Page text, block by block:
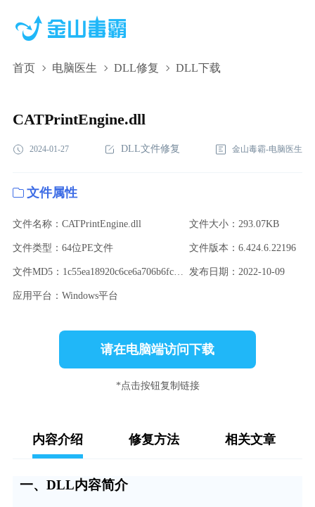
首页 电脑医生 DLL修复 DLL下载
CATPrintEngine.dll,CATPrintEngine.dll下载,CATPrintEngine.dll
CATPrintEngine.dll
2024-01-27 DLL文件修复 金山毒霸-电脑医生
文件属性
文件名称：CATPrintEngine.dll 文件大小：293.07KB
文件类型：64位PE文件 文件版本：6.424.6.22196
文件MD5：1c55ea18920c6ce6a706b6fc8ccd5dfd 发布日期：2022-10-09
应用平台：Windows平台
请在电脑端访问下载
*点击按钮复制链接
内容介绍 修复方法 相关文章
一、DLL内容简介